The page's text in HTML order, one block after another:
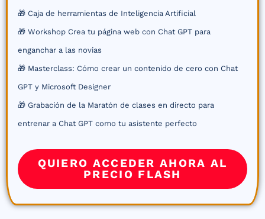
🎁 Caja de herramientas de Inteligencia Artificial
🎁 Workshop Crea tu página web con Chat GPT para
enganchar a las novias
🎁 Masterclass: Cómo crear un contenido de cero con Chat
GPT y Microsoft Designer
🎁 Grabación de la Maratón de clases en directo para
entrenar a Chat GPT como tu asistente perfecto
QUIERO ACCEDER AHORA AL
PRECIO FLASH